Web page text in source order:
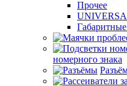
Прочее
номерного знака